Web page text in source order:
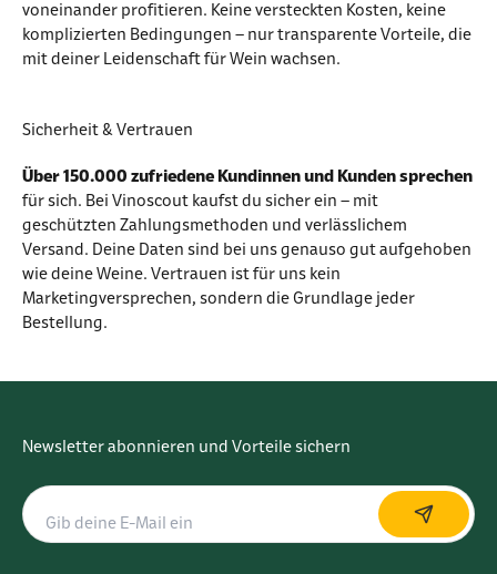
voneinander profitieren. Keine versteckten Kosten, keine
komplizierten Bedingungen – nur transparente Vorteile, die
mit deiner Leidenschaft für Wein wachsen.
Sicherheit & Vertrauen
Über 150.000 zufriedene Kundinnen und Kunden sprechen
für sich. Bei Vinoscout kaufst du sicher ein – mit
geschützten Zahlungsmethoden und verlässlichem
Versand. Deine Daten sind bei uns genauso gut aufgehoben
wie deine Weine. Vertrauen ist für uns kein
Marketingversprechen, sondern die Grundlage jeder
Bestellung.
Newsletter abonnieren und Vorteile sichern